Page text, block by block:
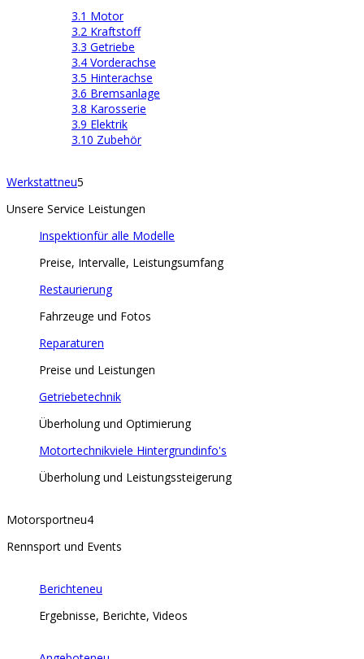
3.1 Motor
3.2 Kraftstoff
3.3 Getriebe
3.4 Vorderachse
3.5 Hinterachse
3.6 Bremsanlage
3.8 Karosserie
3.9 Elektrik
3.10 Zubehör
Werkstattneu5
Unsere Service Leistungen
Inspektionfür alle Modelle
Preise, Intervalle, Leistungsumfang
Restaurierung
Fahrzeuge und Fotos
Reparaturen
Preise und Leistungen
Getriebetechnik
Überholung und Optimierung
Motortechnikviele Hintergrundinfo's
Überholung und Leistungssteigerung
Motorsportneu4
Rennsport und Events
Berichteneu
Ergebnisse, Berichte, Videos